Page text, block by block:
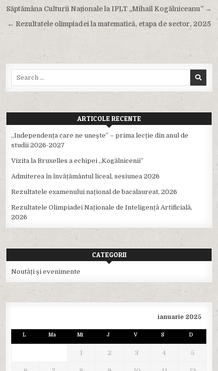
Navigare
în
articole
Săptămâna Culturii Naționale la IPLT „Mihail Kogălniceanu” →
← Rezultatele olimpiadei la matematică, etapa de sector, 2025
ARTICOLE RECENTE
,,Independența care ne unește” – prima lecție din anul de
studii 2026-2027
Vizita la Bruxelles a echipei ,,Kogălnicenii”
Admiterea în învățământul liceal, sesiunea 2026
Rezultatele examenului național de bacalaureat, 2026
Rezultatele Olimpiadei Naționale de Inteligență Artificială,
2026
CATEGORII
Noutăți și evenimente
ianuarie 2025
L Ma Mi J V S D
1 2 3 4 5